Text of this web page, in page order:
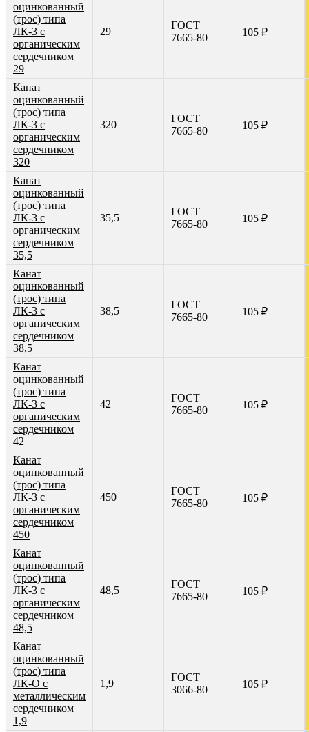
оцинкованный
(трос) типа
ЛК-3 с
органическим
сердечником
29
29
ГОСТ
7665-80
105 ₽
Канат
оцинкованный
(трос) типа
ЛК-3 с
органическим
сердечником
320
320
ГОСТ
7665-80
105 ₽
Канат
оцинкованный
(трос) типа
ЛК-3 с
органическим
сердечником
35,5
35,5
ГОСТ
7665-80
105 ₽
Канат
оцинкованный
(трос) типа
ЛК-3 с
органическим
сердечником
38,5
38,5
ГОСТ
7665-80
105 ₽
Канат
оцинкованный
(трос) типа
ЛК-3 с
органическим
сердечником
42
42
ГОСТ
7665-80
105 ₽
Канат
оцинкованный
(трос) типа
ЛК-3 с
органическим
сердечником
450
450
ГОСТ
7665-80
105 ₽
Канат
оцинкованный
(трос) типа
ЛК-3 с
органическим
сердечником
48,5
48,5
ГОСТ
7665-80
105 ₽
Канат
оцинкованный
(трос) типа
ЛК-О с
металлическим
сердечником
1,9
1,9
ГОСТ
3066-80
105 ₽